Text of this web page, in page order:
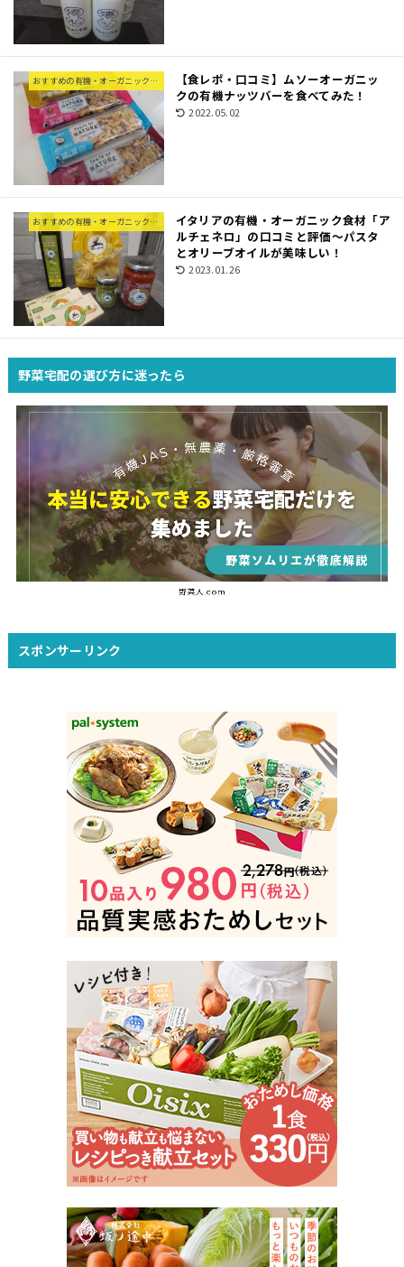
おすすめの有機・オーガニック食材
【食レポ・口コミ】ムソーオーガニッ
クの有機ナッツバーを食べてみた！
2022.05.02
おすすめの有機・オーガニック食材
イタリアの有機・オーガニック食材「ア
ルチェネロ」の口コミと評価〜パスタ
とオリーブオイルが美味しい！
2023.01.26
野菜宅配の選び方に迷ったら
スポンサーリンク